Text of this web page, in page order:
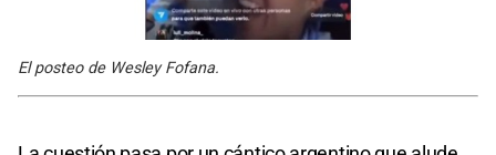
El posteo de Wesley Fofana.